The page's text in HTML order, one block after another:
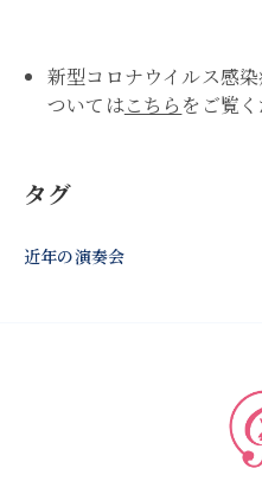
新型コロナウイルス感
ついてはこちら をご覧く
タグ
近年の演奏会